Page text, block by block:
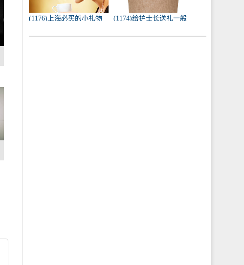
(1176)上海必买的小礼物
(1174)给护士长送礼一般
实用的东西）